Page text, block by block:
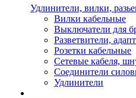
Удлинители, вилки,
Вилки кабельные
Выключатели для
Разветвители,
Розетки кабельные
Сетевые кабеля,
Соединители
Удлинители